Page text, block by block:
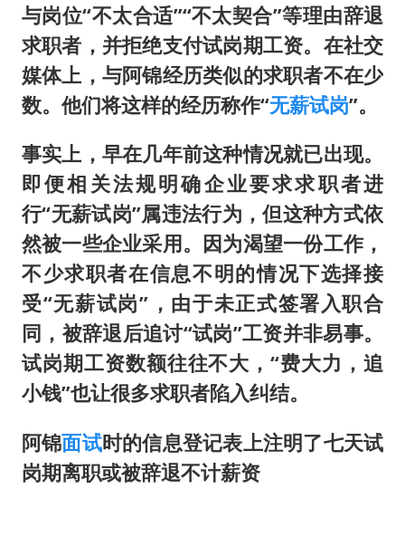
与岗位“不太合适”“不太契合”等理由辞退
求职者 ， 并拒绝支付试岗期工资。 在社交
媒体上 ， 与阿锦经历类似的求职者不在少
数。 他们将这样的经历称作“无薪试岗”。
事实上 ， 早在几年前这种情况就已出现。
即便相关法规明确企业要求求职者进
行“无薪试岗”属违法行为 ，但这种方式依
然被一些企业采用。 因为渴望一份工作，
不少求职者在信息不明的情况下选择接
受“无薪试岗”， 由于未正式签署入职合
同 ，被辞退后追讨“试岗”工资并非易事。
试岗期工资数额往往不大 ，“费大力 ，追
小钱”也让很多求职者陷入纠结。
阿锦面试时的信息登记表上注明了七天试
岗期离职或被辞退不计薪资